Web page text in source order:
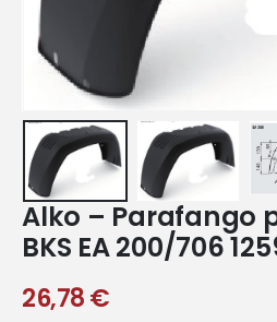
Alko – Parafango
BKS EA 200/706
26,78€